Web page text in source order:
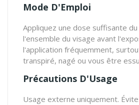
Mode D'Emploi
Appliquez une dose suffisante
l'ensemble du visage avant
l'application fréquemment,
transpiré, nagé ou vous être
Précautions D'Usage
Usage externe uniquement.